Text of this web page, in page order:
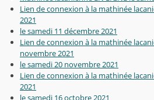
Lien de connexion à la mathinée
2021
le samedi 11 décembre 2021
Lien de connexion à la mathinée
novembre 2021
le samedi 20 novembre 2021
Lien de connexion à la mathinée
2021
le samedi 16 octobre 2021